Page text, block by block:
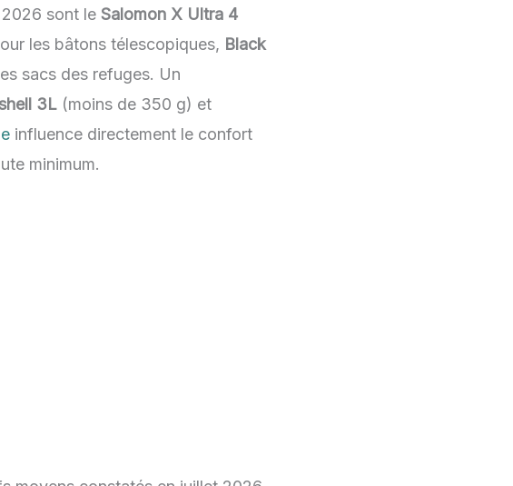
2026 sont le Salomon X Ultra 4
les bâtons télescopiques, Black
sacs des refuges. Un
3L (moins de 350 g) et
influence directement le confort
minimum.